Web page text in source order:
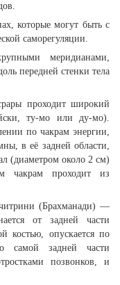
которые могут быть с
саморегуляции.
меридианами,
передней стенки тела
проходит широкий
ту-мо или ду-мо).
по чакрам энергии,
в её задней области,
(диаметром около 2 см)
проходит из
(Брахманади) —
от задней части
костью, опускается по
задней части
позвонков, и